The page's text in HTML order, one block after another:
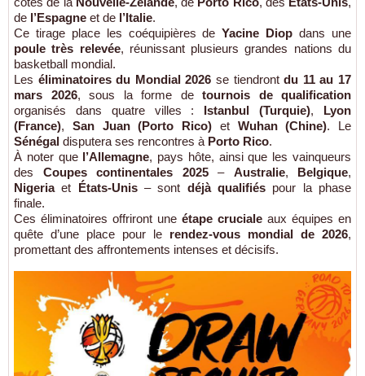
de l’Espagne et de l’Italie.
Ce tirage place les coéquipières deYacine Diop dans une
poule très relevée, réunissant plusieurs grandes nations du
basketball mondial.
Les éliminatoires du Mondial 2026 se tiendrontdu 11 au 17
mars 2026, sous la forme de tournois de qualification
organisés dans quatre villes : Istanbul (Turquie), Lyon
(France), San Juan (Porto Rico) et Wuhan (Chine). Le
Sénégal disputera ses rencontres à Porto Rico.
À noter que l’Allemagne, pays hôte, ainsi que les vainqueurs
des Coupes continentales 2025– Australie, Belgique,
Nigeriaet États-Unis– sont déjà qualifiés pour la phase
finale.
Ces éliminatoires offriront une étape cruciale aux équipes en
quête d’une place pour le rendez-vous mondial de 2026,
promettant des affrontements intenses et décisifs.